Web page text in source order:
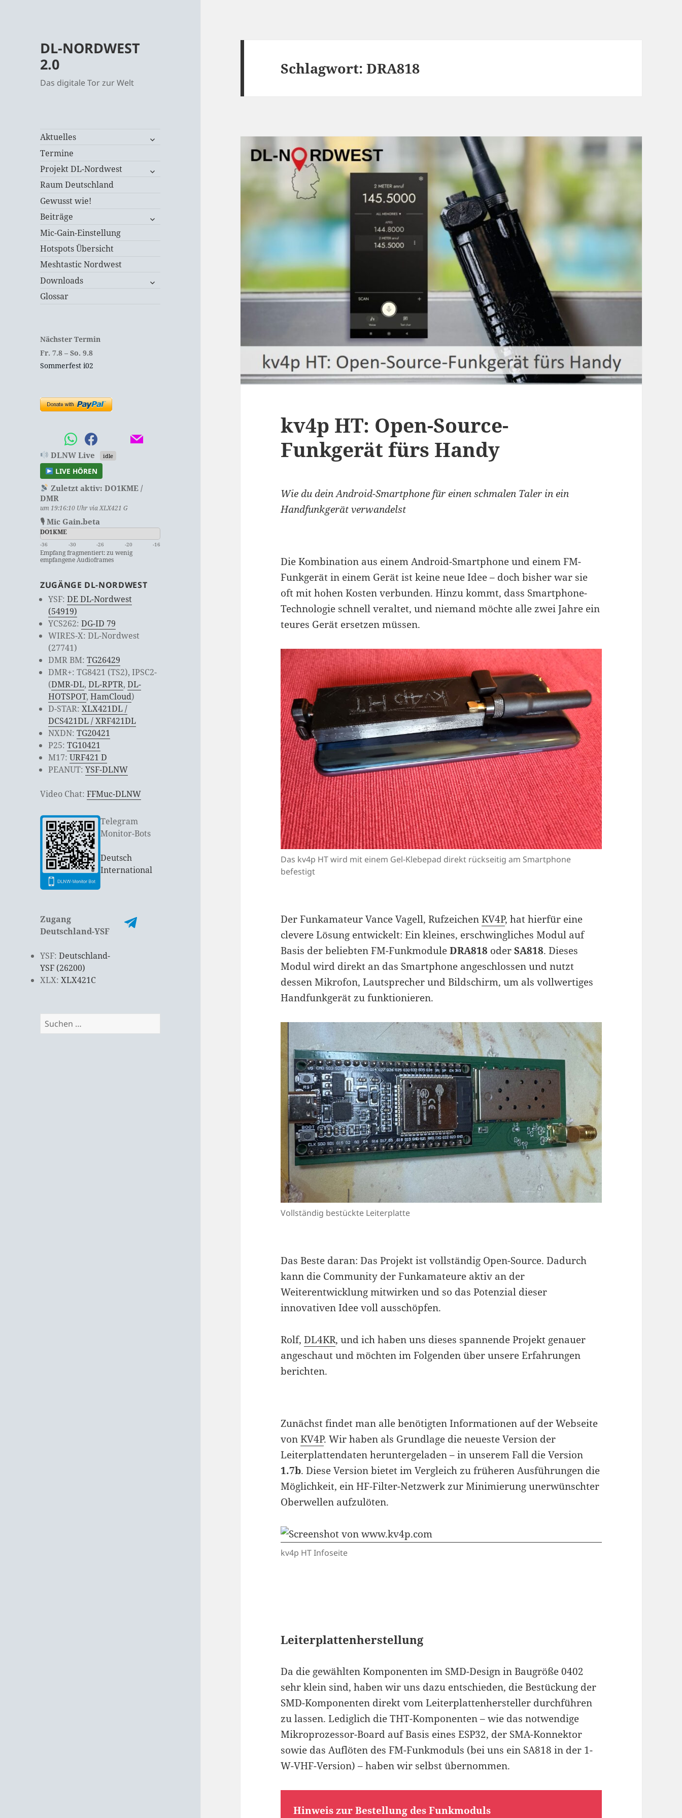
DL-NORDWEST
2.0
Das digitale Tor zur Welt
Aktuelles
untermenü
Termine
Projekt DL-Nordwest
untermenü
Raum Deutschland
Gewusst wie!
Beiträge
untermenü
Mic-Gain-Einstellung
Hotspots Übersicht
Meshtastic Nordwest
Downloads
untermenü
Glossar
Nächster Termin
Fr. 7.8 –So. 9.8
Sommerfest i02
DLNW Live idle
LIVE HÖREN
Zuletzt aktiv: DO1KME /
DMR
um 19:16:10 Uhr via XLX421 G
🎙 Mic Gain.beta
DO1KME
-36 -30 -26 -20 -16
Empfang fragmentiert: zu wenig
empfangene Audioframes
ZUGÄNGE DL-NORDWEST
YSF:DE DL-Nordwest
(54919)
YCS262:DG-ID 79
WIRES-X: DL-Nordwest
(27741)
DMR BM:TG26429
DMR+: TG8421 (TS2), IPSC2-
(DMR-DL,DL-RPTR,DL-
HOTSPOT,HamCloud)
D-STAR:XLX421DL /
DCS421DL / XRF421DL
NXDN:TG20421
P25:TG10421
M17:URF421 D
PEANUT:YSF-DLNW
Video Chat:FFMuc-DLNW
Telegram
Monitor-Bots
Deutsch
International
Zugang
Deutschland-YSF
YSF:Deutschland-
YSF (26200)
XLX:XLX421C
Suchen
nach:
Schlagwort:DRA818
kv4p HT: Open-Source-
Funkgerät fürs Handy
Wie du dein Android-Smartphone für einen schmalen Taler in ein
Handfunkgerät verwandelst
Die Kombination aus einem Android-Smartphone und einem FM-
Funkgerät in einem Gerät ist keine neue Idee – doch bisher war sie
oft mit hohen Kosten verbunden. Hinzu kommt, dass Smartphone-
Technologie schnell veraltet, und niemand möchte alle zwei Jahre ein
teures Gerät ersetzen müssen.
Das kv4p HT wird mit einem Gel-Klebepad direkt rückseitig am Smartphone
befestigt
Der Funkamateur Vance Vagell, RufzeichenKV4P, hat hierfür eine
clevere Lösung entwickelt: Ein kleines, erschwingliches Modul auf
Basis der beliebten FM-FunkmoduleDRA818 oderSA818. Dieses
Modul wird direkt an das Smartphone angeschlossen und nutzt
dessen Mikrofon, Lautsprecher und Bildschirm, um als vollwertiges
Handfunkgerät zu funktionieren.
Vollständig bestückte Leiterplatte
Das Beste daran: Das Projekt ist vollständig Open-Source. Dadurch
kann die Community der Funkamateure aktiv an der
Weiterentwicklung mitwirken und so das Potenzial dieser
innovativen Idee voll ausschöpfen.
Rolf,DL4KR, und ich haben uns dieses spannende Projekt genauer
angeschaut und möchten im Folgenden über unsere Erfahrungen
berichten.
Zunächst findet man alle benötigten Informationen auf der Webseite
vonKV4P. Wir haben als Grundlage die neueste Version der
Leiterplattendaten heruntergeladen – in unserem Fall die Version
1.7b. Diese Version bietet im Vergleich zu früheren Ausführungen die
Möglichkeit, ein HF-Filter-Netzwerk zur Minimierung unerwünschter
Oberwellen aufzulöten.
kv4p HT Infoseite
Leiterplattenherstellung
Da die gewählten Komponenten im SMD-Design in Baugröße 0402
sehr klein sind, haben wir uns dazu entschieden, die Bestückung der
SMD-Komponenten direkt vom Leiterplattenhersteller durchführen
zu lassen. Lediglich die THT-Komponenten – wie das notwendige
Mikroprozessor-Board auf Basis eines ESP32, der SMA-Konnektor
sowie das Auflöten des FM-Funkmoduls (bei uns ein SA818 in der 1-
W-VHF-Version) – haben wir selbst übernommen.
Hinweis zur Bestellung des Funkmoduls